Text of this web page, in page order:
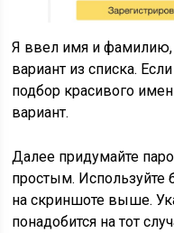
Я ввел имя и
вариант из списка.
подбор красивого
вариант.
Далее придумайте
простым. Используйте
на скриншоте выше.
понадобится на тот